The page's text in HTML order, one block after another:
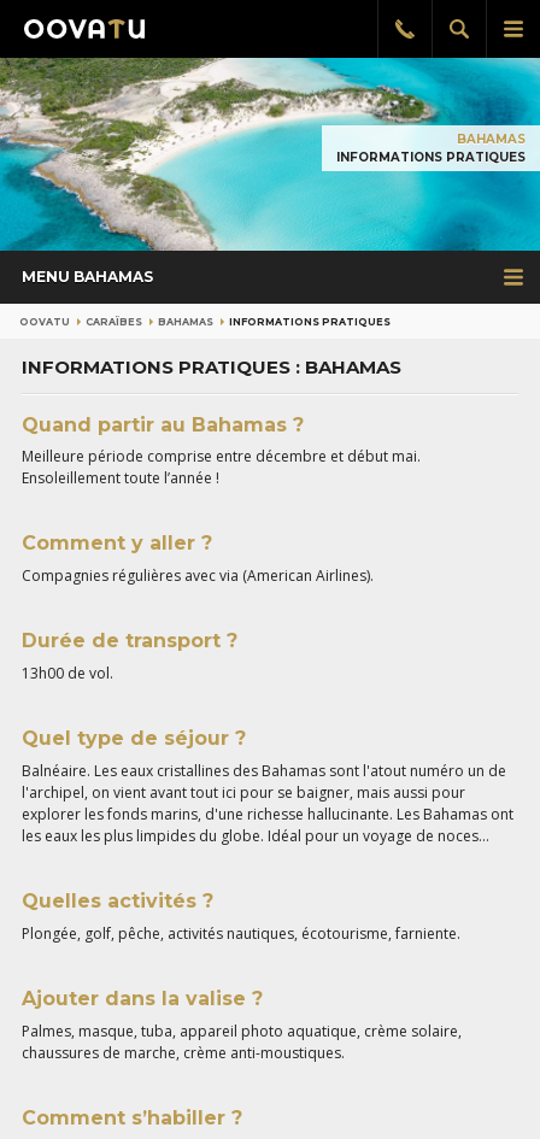
le
Afficher
la
Rappel
gratuit
BAHAMAS
INFORMATIONS PRATIQUES
MENU BAHAMAS
OOVATU CARAÏBES BAHAMAS INFORMATIONS PRATIQUES
INFORMATIONS PRATIQUES : BAHAMAS
Quand partir au Bahamas ?
Meilleure période comprise entre décembre et début mai.
Ensoleillement toute l’année !
Comment y aller ?
Compagnies régulières avec via (American Airlines).
Durée de transport ?
13h00 de vol.
Quel type de séjour ?
Balnéaire. Les eaux cristallines des Bahamas sont l'atout numéro un de
l'archipel, on vient avant tout ici pour se baigner, mais aussi pour
explorer les fonds marins, d'une richesse hallucinante. Les Bahamas ont
les eaux les plus limpides du globe. Idéal pour un voyage de noces…
Quelles activités ?
Plongée, golf, pêche, activités nautiques, écotourisme, farniente.
Ajouter dans la valise ?
Palmes, masque, tuba, appareil photo aquatique, crème solaire,
chaussures de marche, crème anti-moustiques.
Comment s’habiller ?